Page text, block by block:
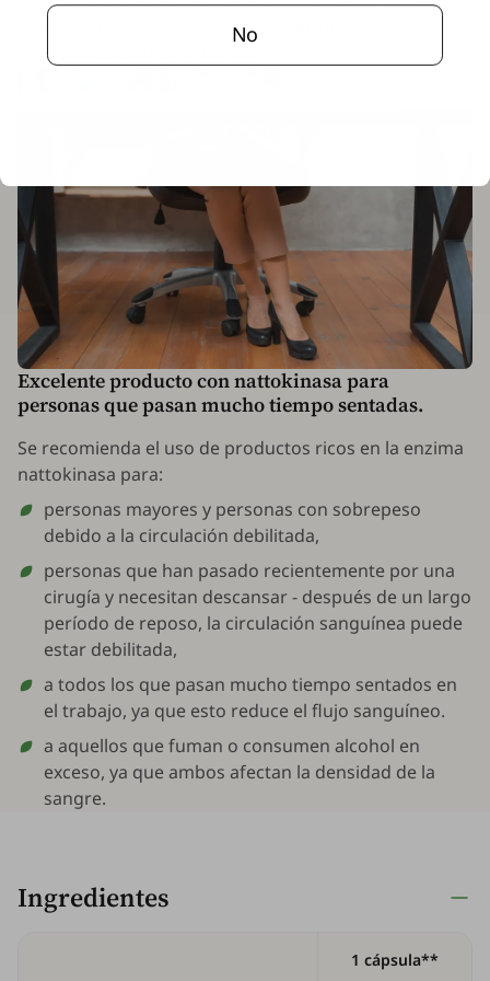
significa una mayor eficacia de la enzima en la
descomposición de la fibrina.
Excelente producto con nattokinasa para
personas que pasan mucho tiempo sentadas.
Se recomienda el uso de productos ricos en la enzima
nattokinasa para:
personas mayores y personas con sobrepeso
debido a la circulación debilitada,
personas que han pasado recientemente por una
cirugía y necesitan descansar - después de un largo
período de reposo, la circulación sanguínea puede
estar debilitada,
a todos los que pasan mucho tiempo sentados en
el trabajo, ya que esto reduce el flujo sanguíneo.
a aquellos que fuman o consumen alcohol en
exceso, ya que ambos afectan la densidad de la
sangre.
Ingredientes
1 cápsula**
No